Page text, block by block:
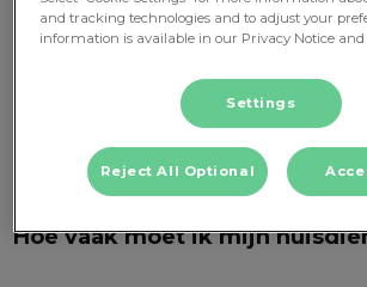
daar voedingsstoffen op die uw
Wormen zijn schadelijk voor de
huisdier. Ook zijn wormen
Daarom is het belangrijk om voor
wormenbestrijding te zorgen.
Hoe vaak moet ik mijn
and tracking technologies and to adjust your
information is available in our Privacy Notice and
Settings
Reject All Optional